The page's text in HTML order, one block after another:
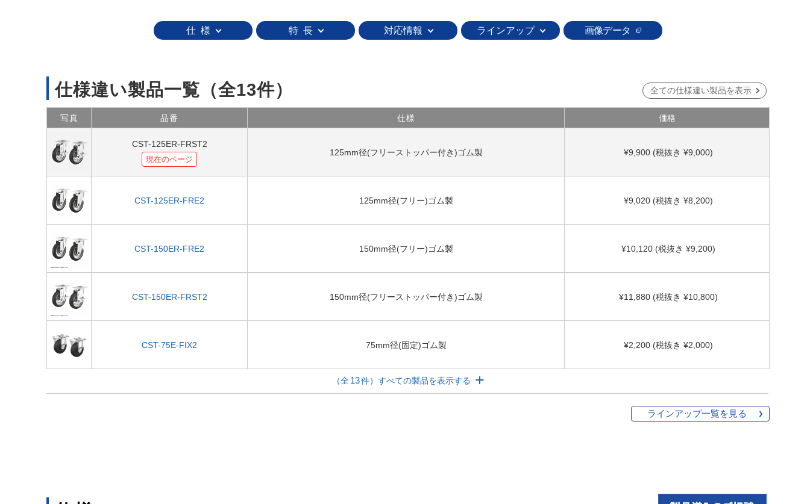
仕 様 特 長 対応情報 ラインアップ 画像データ
仕様違い製品一覧 （全13件） 全ての仕様違い製品を表示
写真 品番 仕様 価格
CST-125ER-FRST2
現在のページ
125mm径(フリーストッパー付き)ゴム製 ¥9,900 (税抜き ¥9,000)
CST-125ER-FRE2 125mm径(フリー)ゴム製 ¥9,020 (税抜き ¥8,200)
CST-150ER-FRE2 150mm径(フリー)ゴム製 ¥10,120 (税抜き ¥9,200)
CST-150ER-FRST2 150mm径(フリーストッパー付き)ゴム製 ¥11,880 (税抜き ¥10,800)
CST-75E-FIX2 75mm径(固定)ゴム製 ¥2,200 (税抜き ¥2,000)
（全 13件）すべての製品を表示する
ラインアップ一覧を見る